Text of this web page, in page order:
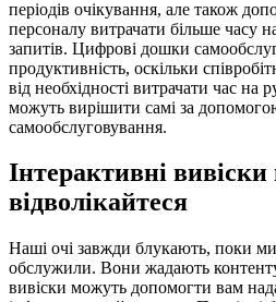
періодів очікування, але також
персоналу витрачати більше часу
запитів. Цифрові дошки
продуктивність, оскільки
від необхідності витрачати час на
можуть вирішити самі за
самообслуговування.
Інтерактивні вивіски
відволікайтеся
Наші очі завжди блукають, поки
обслужили. Вони жадають
вивіски можуть допомогти вам